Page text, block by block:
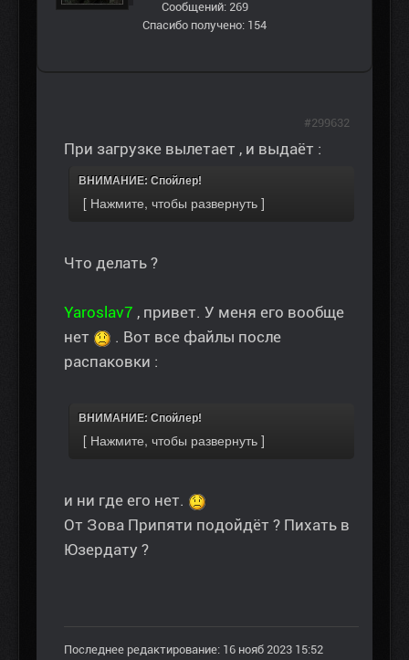
Сообщений: 269
Спасибо получено: 154
При загрузке вылетает , и выдаёт :
ВНИМАНИЕ: Спойлер!
Что делать ?
Yaroslav7 , привет. У меня его вообще
нет
. Вот все файлы после
распаковки :
ВНИМАНИЕ: Спойлер!
и ни где его нет.
От Зова Припяти подойдёт ? Пихать в
Юзердату ?
Последнее редактирование: 16 нояб 2023 15:52
#299632